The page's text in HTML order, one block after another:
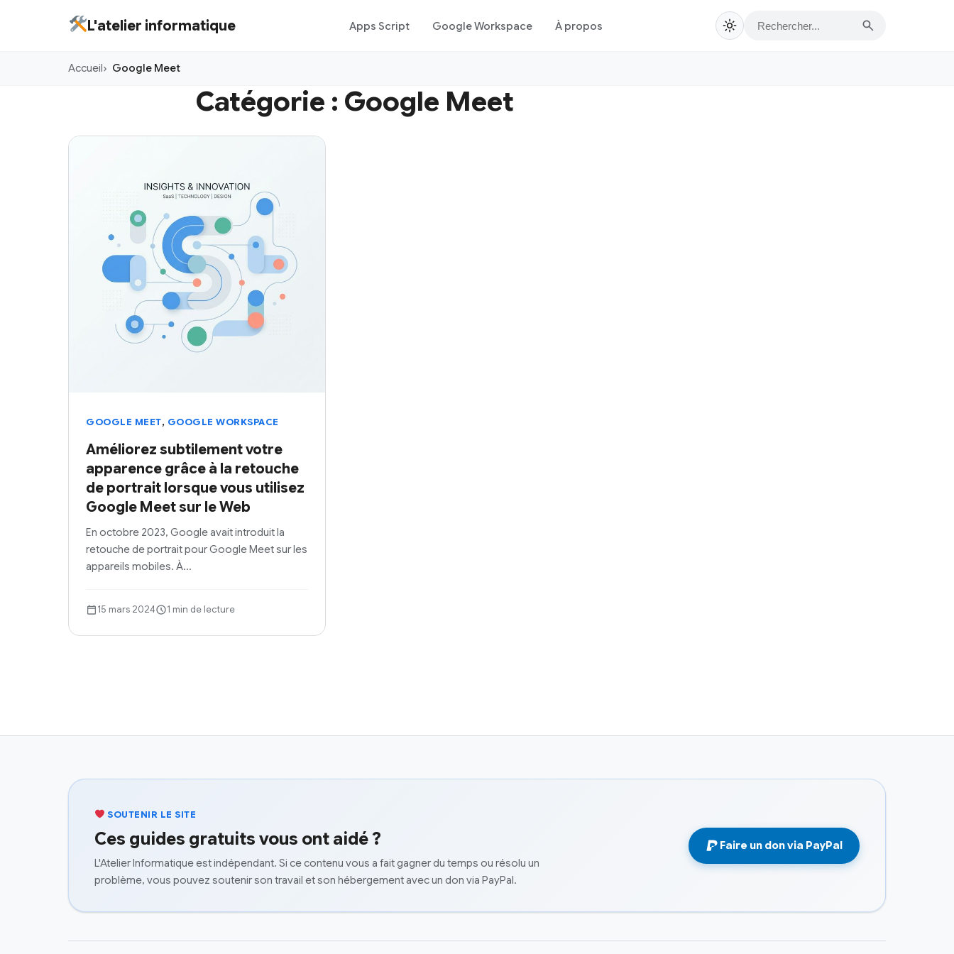
L'atelier informatique Apps Script Google Workspace À propos
Accueil Google Meet
Catégorie : Google Meet
GOOGLE MEET, GOOGLE WORKSPACE
Améliorez subtilement votre
apparence grâce à la retouche
de portrait lorsque vous utilisez
Google Meet sur le Web
En octobre 2023, Google avait introduit la
retouche de portrait pour Google Meet sur les
appareils mobiles. À…
15 mars 2024 1 min de lecture
SOUTENIR LE SITE
Ces guides gratuits vous ont aidé ?
L'Atelier Informatique est indépendant. Si ce contenu vous a fait gagner du temps ou résolu un
problème, vous pouvez soutenir son travail et son hébergement avec un don via PayPal.
Faire un don via PayPal